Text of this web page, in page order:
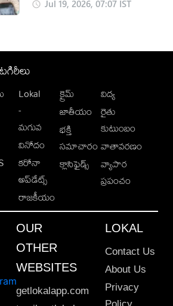
Jul 19, 2026, 07:07 IST
Lokal
-
మగువ
వినోదం
కరోనా
అప్‌డేట్స్
రాజకీయం
క్రైమ్
జాతీయం
భక్తి
సమాచారం
క్లాసిఫైడ్స్
విద్య
రైతు
కుటుంబం
వాతావరణం
వ్యాపార
ప్రపంచం
OUR
OTHER
WEBSITES
getlokalapp.com
LOKAL
Contact Us
About Us
Privacy
Policy